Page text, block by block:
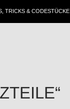
TRICKS & CODESTÜCKE